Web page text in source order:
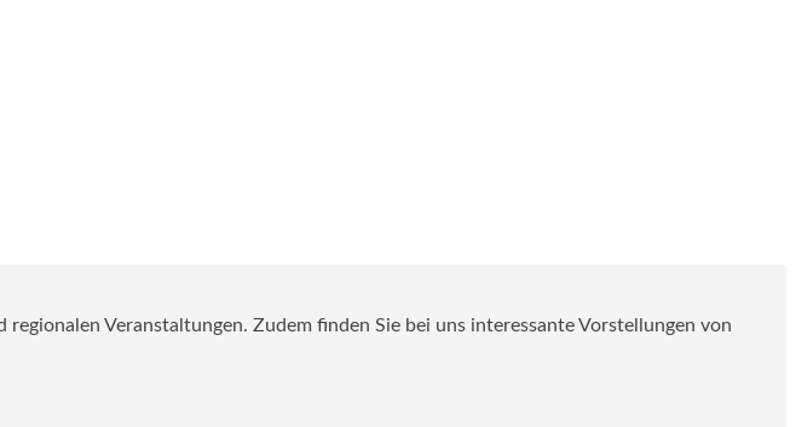
Veranstaltungen. Zudem finden Sie bei uns interessante Vorstellungen von